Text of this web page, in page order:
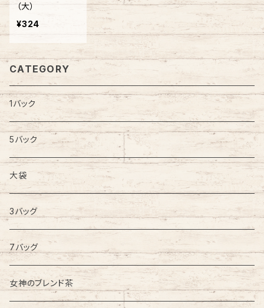
（大）
¥324
CATEGORY
1バック
5バック
大袋
3バッグ
7バッグ
女神のブレンド茶